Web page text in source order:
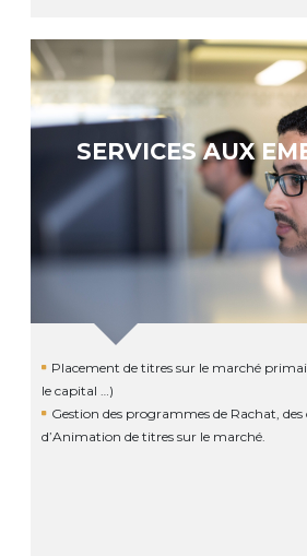
SERVICES AUX
Placement de titres sur le marché
le capital …)
Gestion des programmes de Rachat,
d’Animation de titres sur le marché.